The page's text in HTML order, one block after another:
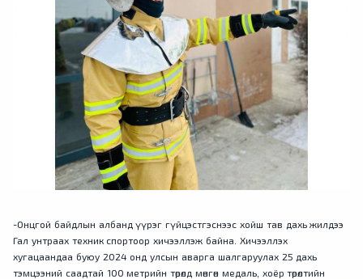
-Онцгой байдлын албанд үүрэг гүйцэстгэснээс хойш тав дахь жилдээ
Гал унтраах техник спортоор хичээллэж байна. Хичээллэх
хугацаандаа буюу 2024 онд улсын аварга шалгаруулах 25 дахь
тэмцээний саадтай 100 метрийн төрөлд мөнгөн медаль, хоёр төрөлтийн